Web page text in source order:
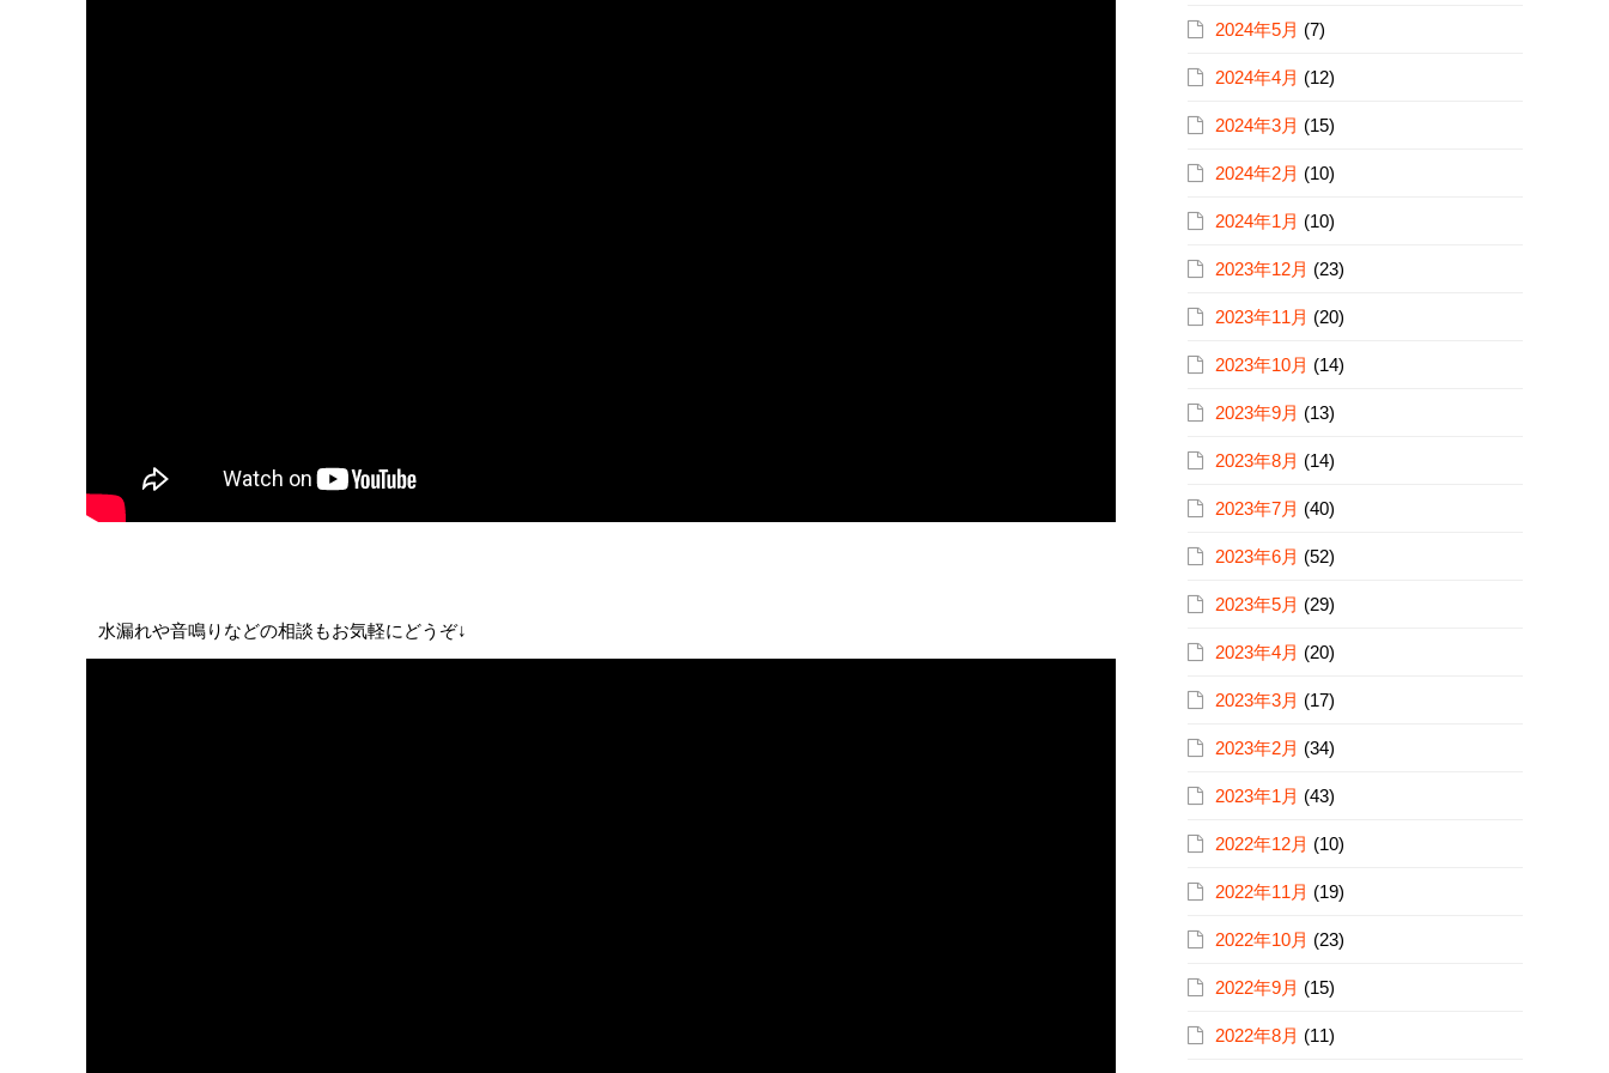
水漏れや音鳴りなどの相談もお気軽にどうぞ↓
2024年5月 (7)
2024年4月 (12)
2024年3月 (15)
2024年2月 (10)
2024年1月 (10)
2023年12月 (23)
2023年11月 (20)
2023年10月 (14)
2023年9月 (13)
2023年8月 (14)
2023年7月 (40)
2023年6月 (52)
2023年5月 (29)
2023年4月 (20)
2023年3月 (17)
2023年2月 (34)
2023年1月 (43)
2022年12月 (10)
2022年11月 (19)
2022年10月 (23)
2022年9月 (15)
2022年8月 (11)